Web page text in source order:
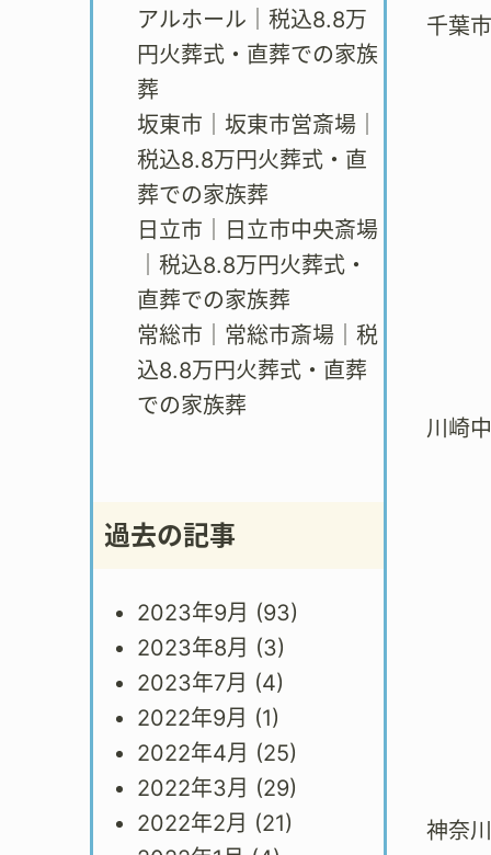
アルホール｜税込8.8万
円火葬式・直葬での家族
葬
坂東市｜坂東市営斎場｜
税込8.8万円火葬式・直
葬での家族葬
日立市｜日立市中央斎場
｜税込8.8万円火葬式・
直葬での家族葬
常総市｜常総市斎場｜税
込8.8万円火葬式・直葬
での家族葬
過去の記事
2023年9月 (93)
2023年8月 (3)
2023年7月 (4)
2022年9月 (1)
2022年4月 (25)
2022年3月 (29)
2022年2月 (21)
千葉
川崎
神奈